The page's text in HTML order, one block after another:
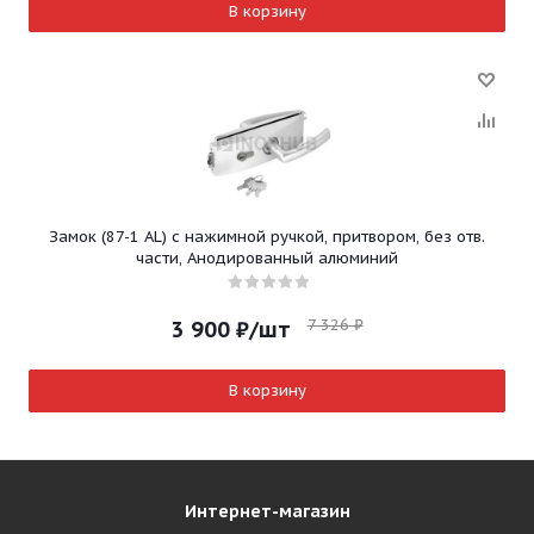
В корзину
Замок (87-1 AL) с нажимной ручкой, притвором, без отв.
части, Анодированный алюминий
3 900₽/шт 7 326₽
В корзину
Интернет-магазин